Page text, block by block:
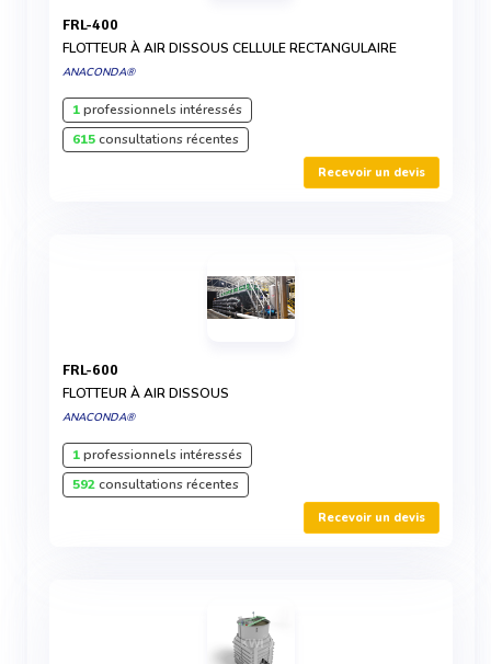
FRL-400
FLOTTEUR À AIR DISSOUS CELLULE RECTANGULAIRE
ANACONDA®
1professionnels intéressés
615consultations récentes
Recevoir un devis
FRL-600
FLOTTEUR À AIR DISSOUS
ANACONDA®
1professionnels intéressés
592consultations récentes
Recevoir un devis